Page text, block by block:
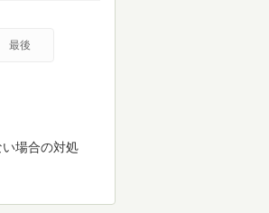
最後
場合の対処